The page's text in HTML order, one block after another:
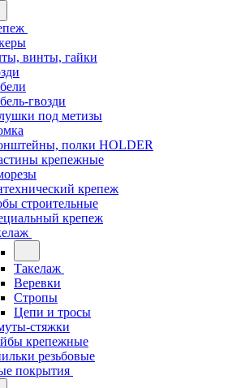
винты, гайки
гвозди
под метизы
полки НОLDER
крепежные
крепеж
строительные
крепеж
Такелаж
Веревки
Стропы
Цепи и тросы
стяжки
крепежные
резьбовые
покрытия